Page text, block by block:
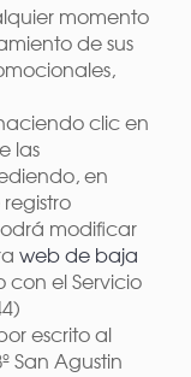
momento
de sus
clic en
las
en
modificar
web de baja
el Servicio
escrito al
San Agustin